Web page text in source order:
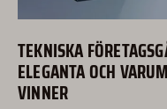
TEKNISKA
ELEGANTA OCH
VINNER